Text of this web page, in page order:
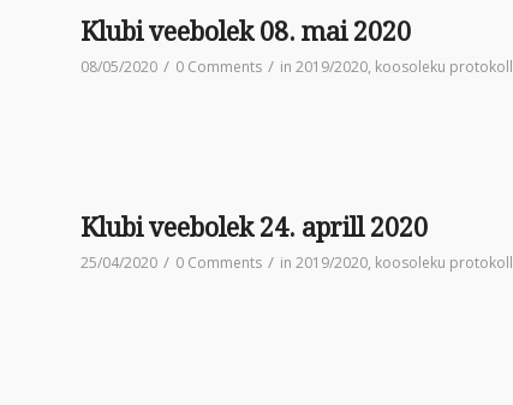
Klubi veebolek 08. mai 2020
08/05/2020 / 0 Comments / in 2019/2020, koosoleku protokoll
Klubi veebolek 24. aprill 2020
25/04/2020 / 0 Comments / in 2019/2020, koosoleku protokoll